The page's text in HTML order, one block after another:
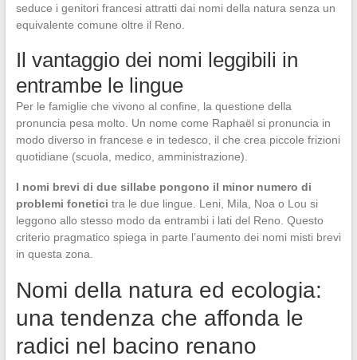
seduce i genitori francesi attratti dai nomi della natura senza un
equivalente comune oltre il Reno.
Il vantaggio dei nomi leggibili in
entrambe le lingue
Per le famiglie che vivono al confine, la questione della
pronuncia pesa molto. Un nome come Raphaël si pronuncia in
modo diverso in francese e in tedesco, il che crea piccole frizioni
quotidiane (scuola, medico, amministrazione).
I nomi brevi di due sillabe pongono il minor numero di
problemi fonetici tra le due lingue. Leni, Mila, Noa o Lou si
leggono allo stesso modo da entrambi i lati del Reno. Questo
criterio pragmatico spiega in parte l’aumento dei nomi misti brevi
in questa zona.
Nomi della natura ed ecologia:
una tendenza che affonda le
radici nel bacino renano